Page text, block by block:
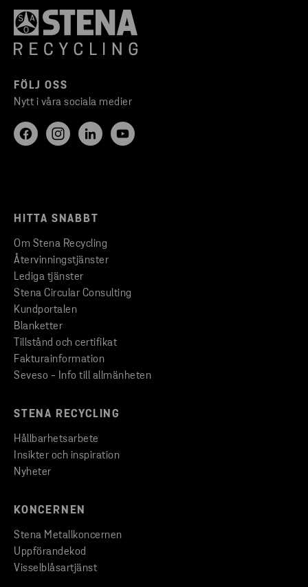
FÖLJ OSS
Nytt i våra sociala medier
HITTA SNABBT
Om Stena Recycling
Återvinningstjänster
Lediga tjänster
Stena Circular Consulting
Kundportalen
Blanketter
Tillstånd och certifikat
Fakturainformation
Seveso - Info till allmänheten
STENA RECYCLING
Hållbarhetsarbete
Insikter och inspiration
Nyheter
KONCERNEN
Stena Metallkoncernen
Uppförandekod
Visselblåsartjänst